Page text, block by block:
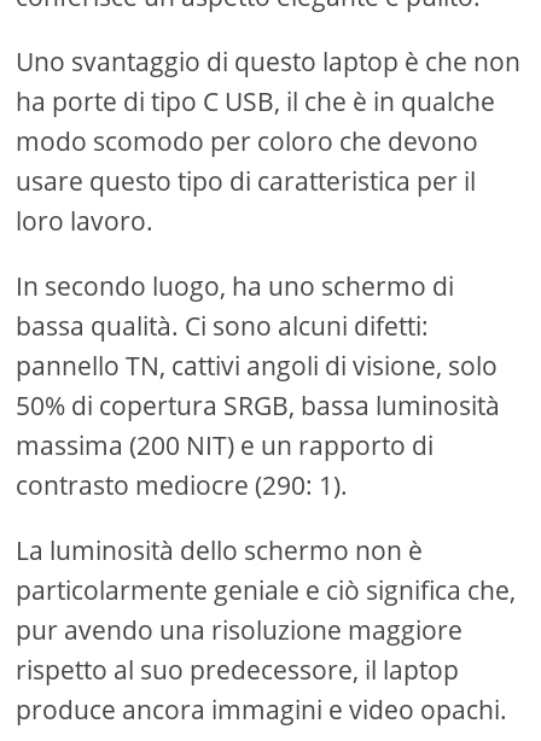
Uno svantaggio di questo laptop è che non
ha porte di tipo C USB, il che è in qualche
modo scomodo per coloro che devono
usare questo tipo di caratteristica per il
loro lavoro.
In secondo luogo, ha uno schermo di
bassa qualità. Ci sono alcuni difetti:
pannello TN, cattivi angoli di visione, solo
50% di copertura SRGB, bassa luminosità
massima (200 NIT) e un rapporto di
contrasto mediocre (290: 1).
La luminosità dello schermo non è
particolarmente geniale e ciò significa che,
pur avendo una risoluzione maggiore
rispetto al suo predecessore, il laptop
produce ancora immagini e video opachi.